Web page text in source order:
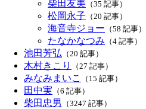
柴田友美 （35 記事）
松岡永子 （20 記事）
海音寺ジョー （58 記事）
たなかなつみ （4 記事）
池田芳弘 （20 記事）
木村きこり （27 記事）
みなみまいこ （15 記事）
田中実 （6 記事）
柴田忠男 （3247 記事）